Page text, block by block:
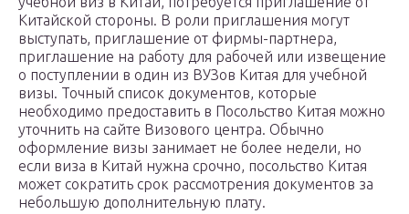
Китайской стороны. В роли приглашения могут
выступать, приглашение от фирмы-партнера,
приглашение на работу для рабочей или извещение
о поступлении в один из ВУЗов Китая для учебной
визы. Точный список документов, которые
необходимо предоставить в Посольство Китая можно
уточнить на сайте Визового центра. Обычно
оформление визы занимает не более недели, но
если виза в Китай нужна срочно, посольство Китая
может сократить срок рассмотрения документов за
небольшую дополнительную плату.